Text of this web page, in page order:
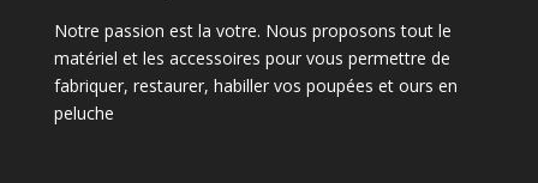
Notre passion est la votre. Nous proposons tout le
matériel et les accessoires pour vous permettre de
fabriquer, restaurer, habiller vos poupées et ours en
peluche